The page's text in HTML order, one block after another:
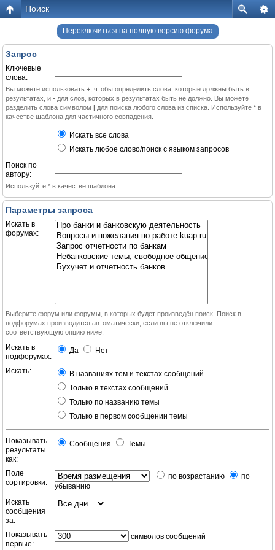
Поиск
Переключиться на полную версию форума
Запрос
Ключевые
слова:
Вы можете использовать + , чтобы определить слова, которые должны быть в
результатах, и - для слов, которых в результатах быть не должно. Вы можете
разделить слова символом | для поиска любого слова из списка. Используйте * в
качестве шаблона для частичного совпадения.
Искать все слова
Искать любое слово/поиск с языком запросов
Поиск по
автору:
Используйте * в качестве шаблона.
Параметры запроса
Искать в
форумах:
Выберите форум или форумы, в которых будет произведён поиск. Поиск в
подфорумах производится автоматически, если вы не отключили
соответствующую опцию ниже.
Искать в
подфорумах:
Да Нет
Искать:
В названиях тем и текстах сообщений
Только в текстах сообщений
Только по названию темы
Только в первом сообщении темы
Показывать
результаты
как:
Сообщения Темы
Поле
сортировки:
по возрастанию
по
убыванию
Искать
сообщения
за:
Показывать
первые:
символов сообщений